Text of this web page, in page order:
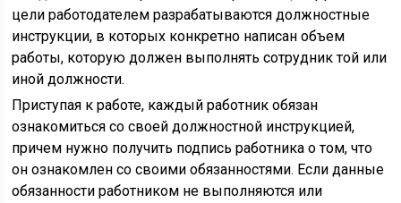
цели работодателем разрабатываются должностные
инструкции, в которых конкретно написан объем
работы, которую должен выполнять сотрудник той или
иной должности.
Приступая к работе, каждый работник обязан
ознакомиться со своей должностной инструкцией,
причем нужно получить подпись работника о том, что
он ознакомлен со своими обязанностями. Если данные
обязанности работником не выполняются или